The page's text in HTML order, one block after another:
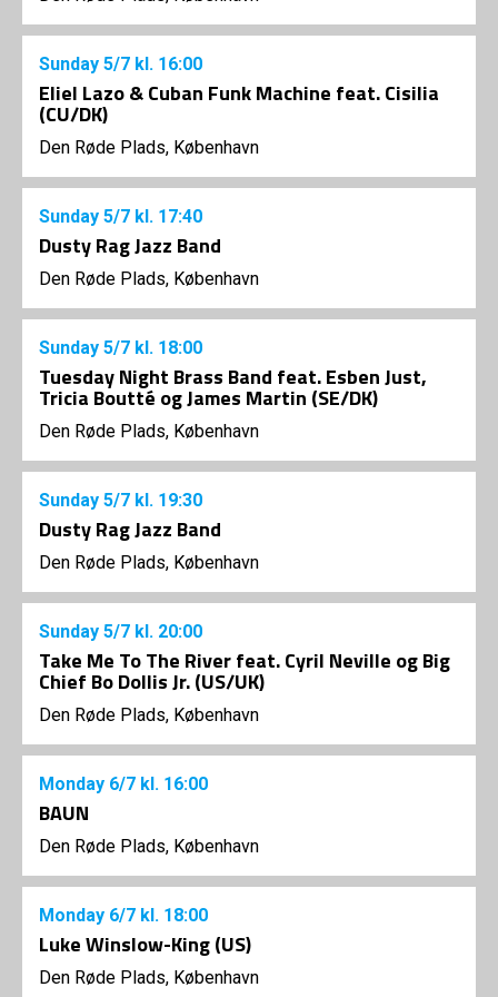
Sunday 5/7 kl. 16:00
Eliel Lazo & Cuban Funk Machine feat. Cisilia
(CU/DK)
Den Røde Plads, København
Sunday 5/7 kl. 17:40
Dusty Rag Jazz Band
Den Røde Plads, København
Sunday 5/7 kl. 18:00
Tuesday Night Brass Band feat. Esben Just,
Tricia Boutté og James Martin (SE/DK)
Den Røde Plads, København
Sunday 5/7 kl. 19:30
Dusty Rag Jazz Band
Den Røde Plads, København
Sunday 5/7 kl. 20:00
Take Me To The River feat. Cyril Neville og Big
Chief Bo Dollis Jr. (US/UK)
Den Røde Plads, København
Monday 6/7 kl. 16:00
BAUN
Den Røde Plads, København
Monday 6/7 kl. 18:00
Luke Winslow-King (US)
Den Røde Plads, København